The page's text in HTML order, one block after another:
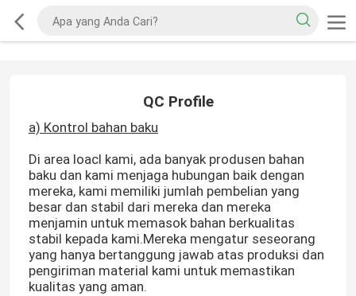
QC Profile
a) Kontrol bahan baku
Di area loacl kami, ada banyak produsen bahan
baku dan kami menjaga hubungan baik dengan
mereka, kami memiliki jumlah pembelian yang
besar dan stabil dari mereka dan mereka
menjamin untuk memasok bahan berkualitas
stabil kepada kami.Mereka mengatur seseorang
yang hanya bertanggung jawab atas produksi dan
pengiriman material kami untuk memastikan
kualitas yang aman.